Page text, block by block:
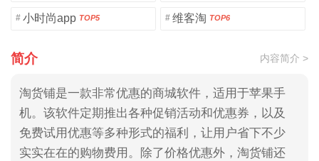
# 小时尚app TOP5 # 维客淘 TOP6
简介 内容简介 >
淘货铺是一款非常优惠的商城软件，适用于苹果手
机。该软件定期推出各种促销活动和优惠券，以及
免费试用优惠等多种形式的福利，让用户省下不少
实实在在的购物费用。除了价格优惠外，淘货铺还